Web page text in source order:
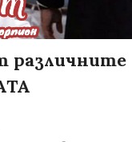
различните